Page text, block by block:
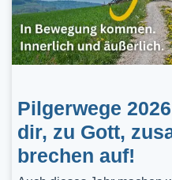
Pilgerwege
dir, zu Gott,
brechen auf!